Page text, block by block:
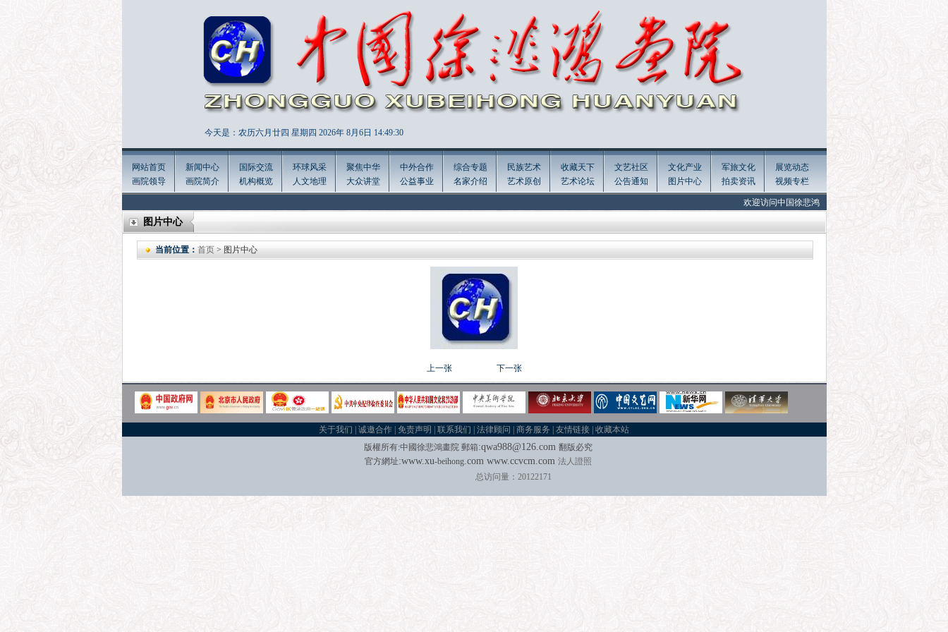
今天是：农历六月廿四 星期四 2026年 8月6日 14:49:30
网站首页
画院领导
新闻中心
画院简介
国际交流
机构概览
环球风采
人文地理
聚焦中华
大众讲堂
中外合作
公益事业
综合专题
名家介绍
民族艺术
艺术原创
收藏天下
艺术论坛
文艺社区
公告通知
文化产业
图片中心
军旅文化
拍卖资讯
展览动态
视频专栏
欢迎访问中国徐悲鸿画院官网! Welcome to the official
图片中心
当前位置： 首页> 图片中心
上一张 下一张
关于我们 诚邀合作 免责声明 联系我们 法律顾问 商务服务 友情链接 收藏本站
版權所有:中國徐悲鴻畫院 郵箱:qwa988@126.com 翻版必究
官方網址:www.xu-beihong.com www.ccvcm.com 法人證照
总访问量：20122171